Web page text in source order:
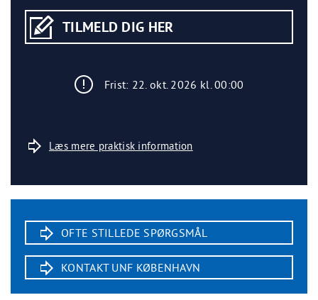
TILMELD DIG HER
Frist: 22. okt. 2026 kl. 00:00
Læs mere praktisk information
OFTE STILLEDE SPØRGSMÅL
KONTAKT UNF KØBENHAVN